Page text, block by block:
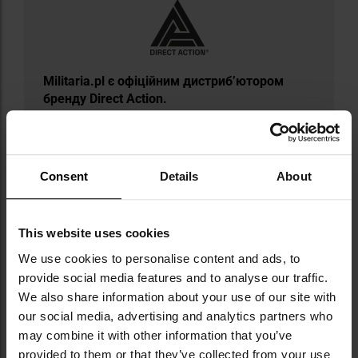
Consent Details About
This website uses cookies
We use cookies to personalise content and ads, to
provide social media features and to analyse our traffic.
We also share information about your use of our site with
our social media, advertising and analytics partners who
may combine it with other information that you’ve
provided to them or that they’ve collected from your use
​Militaria.pl є офіційним дистриб’ютором
бренду Direct Action.
Direct Action — польський бренд, який з 2014
року постачає сучасне тактичне
спорядження, що використовується
призначення, зокрема JW GROM і
військових експертів з інноваційним
підходом до проєктування, він створює
сучасні бойові системи, адаптовані до
потреб професіоналів і мінливих умов поля
бою. Такі продукти, як популярні жилети
Spitfire чи рюкзаки Halifax, вирізняються
ергономікою, увагою до деталей і